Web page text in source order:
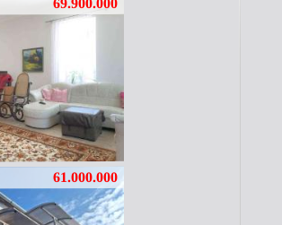
69.900.000
61.000.000